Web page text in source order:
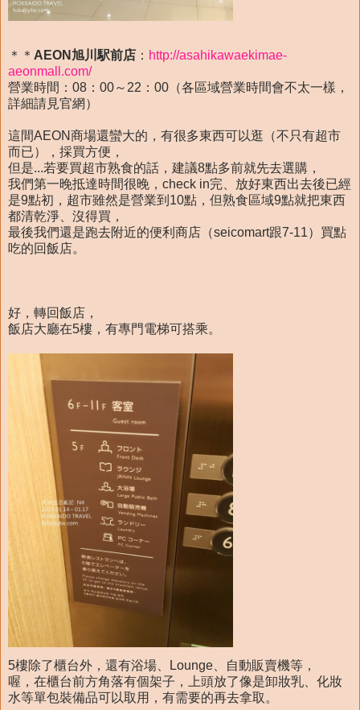
＊＊ AEON旭川駅前店 ： http://asahikawaekimae-
aeonmall.com/
營業時間：08：00～22：00（各區域營業時間會不太一樣，
詳細請見官網）
這間AEON商場還蠻大的，有很多東西可以逛（不只有超市
而已），採買方便，
但是...若要買超市熟食的話，建議8點多前就先去選購，
我們第一晚抵達時間很晚，check in完、放好東西出去後已經
是9點初，超市雖然是營業到10點，但熟食區域9點就把東西
都清乾淨、沒得買，
最後我們還是跑去附近的便利商店（seicomart跟7-11）買點
吃的回飯店。
好，轉回飯店，
飯店大廳在5樓，有專門電梯可搭乘。
5樓除了櫃台外，還有浴場、Lounge、自動販賣機等，
喔，在櫃台前方角落有個架子，上頭放了像是卸妝乳、化妝
水等單包裝備品可以取用，有需要的再去拿取。